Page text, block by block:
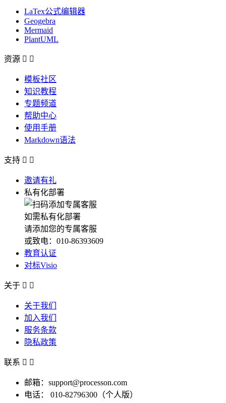
LaTex公式编辑器
Geogebra
Mermaid
PlantUML
资源  
模板社区
知识教程
专题频道
帮助中心
使用手册
Markdown语法
支持  
邀请有礼
私有化部署
如需私有化部署
请添加您的专属客服
或致电：010-86393609
教育认证
对标Visio
关于  
关于我们
加入我们
服务条款
隐私政策
联系  
邮箱：support@processon.com
电话：
010-82796300（个人版）